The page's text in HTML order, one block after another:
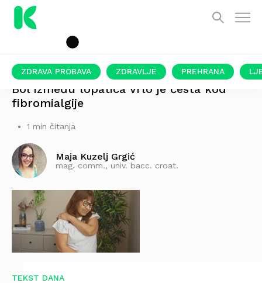
ZDRAVA PROBAVA ZDRAVLJE PREHRANA
Bol između lopatica vrlo je česta kod
fibromialgije
1 min čitanja
Maja Kuzelj Grgić
mag. comm., univ. bacc. croat.
TEKST DANA